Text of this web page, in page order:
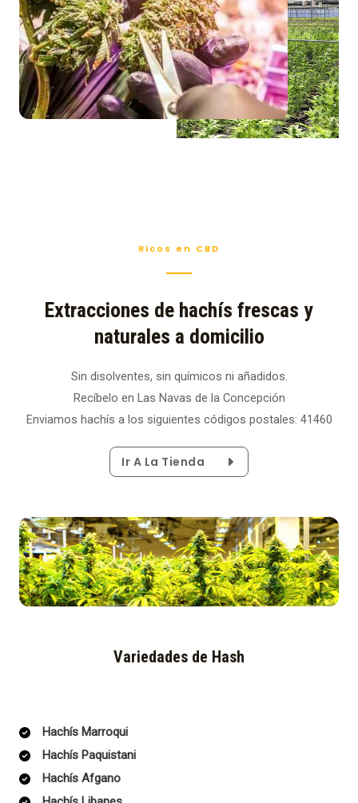
Ricos en CBD
Extracciones de hachís frescas y
naturales a domicilio
Sin disolventes, sin químicos ni añadidos.
Recíbelo en Las Navas de la Concepción
Enviamos hachís a los siguientes códigos postales: 41460
Ir A La Tienda
Variedades de Hash
Hachís Marroqui
Hachís Paquistani
Hachís Afgano